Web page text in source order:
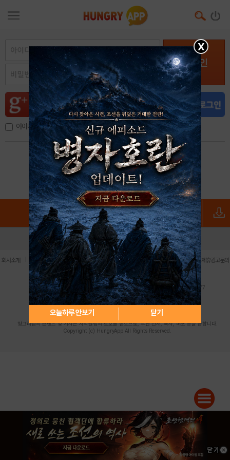
로그인
아이디, 이메일 저장
아이디 / 비밀번호 찾기 회원가입
X
오늘하루 안보기 닫기
로그인 PC버전 전체앱
회사소개 이용약관 | 개인정보 처리방침 | 청소년 보호정책 | 불법촬영물 신고센터 | 제휴광고문의
사업자등록번호:119-86-61101 (주)스마트나우 대표이사:송현두
주소: 서울시 금천구 가산디지털1로 171 연락처:063-284-8635 팩스:02-6265-0377
청소년보호책임자:김동욱desk@hungryapp.co.kr
등록번호:서울아02322 | 등록일자:2016년4월25일
발행인:(주)스마트나우 송현두 | 편집인:김동욱
헝그리앱의 콘텐츠 및 기사는 저작권법의 보호를 받으므로, 무단 전재, 복사, 배포 등을 금합니다.
Copyright (c) HungryApp All Rights Reserved.